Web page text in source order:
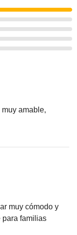
amable,
muy cómodo y
para familias